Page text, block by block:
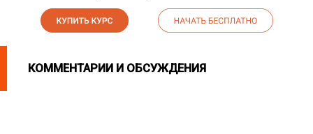
КОММЕНТАРИИ И ОБСУЖДЕНИЯ